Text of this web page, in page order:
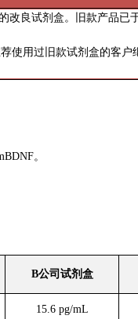
改良试剂盒。 旧款产品已
使用过旧款试剂盒的客户
。
B公司试剂盒
15.6 pg/mL